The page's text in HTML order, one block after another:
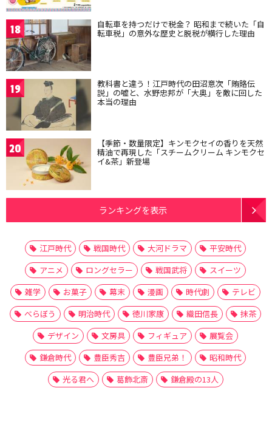
18 自転車を持つだけで税金？ 昭和まで続いた「自
転車税」の意外な歴史と脱税が横行した理由
19 教科書と違う！江戸時代の田沼意次「賄賂伝
説」の嘘と、水野忠邦が「大奥」を敵に回した
本当の理由
20 【季節・数量限定】キンモクセイの香りを天然
精油で再現した「スチームクリーム キンモクセ
イ&茶」新登場
ランキングを表示
江戸時代 戦国時代 大河ドラマ
平安時代
アニメ
ロングセラー 戦国武将
スイーツ
雑学
お菓子 幕末 漫画 時代劇
テレビ
べらぼう
明治時代 徳川家康 織田信長
抹茶
デザイン
文房具 フィギュア
展覧会
鎌倉時代
豊臣秀吉 豊臣兄弟！
昭和時代
光る君へ
葛飾北斎 鎌倉殿の13人